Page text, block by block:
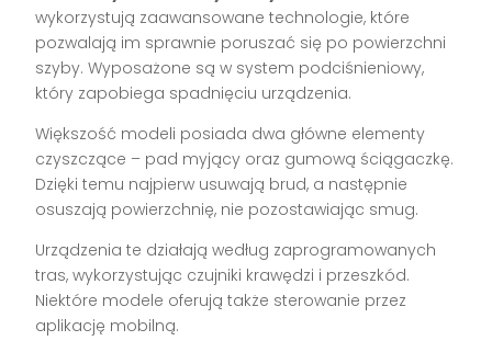
wykorzystują zaawansowane technologie, które
pozwalają im sprawnie poruszać się po powierzchni
szyby. Wyposażone są w system podciśnieniowy,
który zapobiega spadnięciu urządzenia.
Większość modeli posiada dwa główne elementy
czyszczące – pad myjący oraz gumową ściągaczkę.
Dzięki temu najpierw usuwają brud, a następnie
osuszają powierzchnię, nie pozostawiając smug.
Urządzenia te działają według zaprogramowanych
tras, wykorzystując czujniki krawędzi i przeszkód.
Niektóre modele oferują także sterowanie przez
aplikację mobilną.